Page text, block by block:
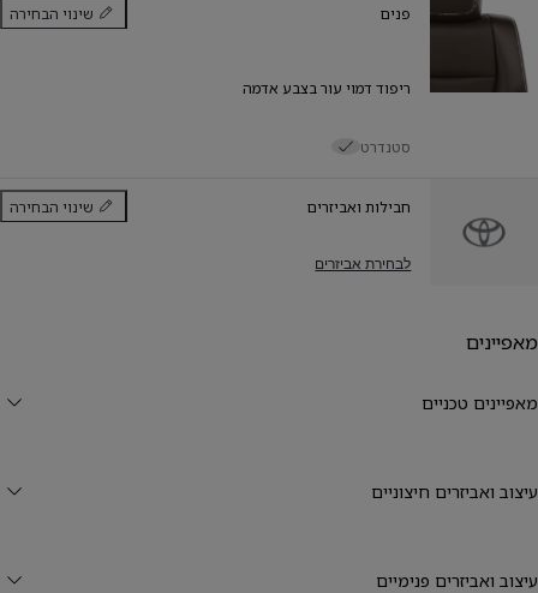
פנים שינוי הבחירה
פנים
ריפוד דמוי עור בצבע אדמה
סטנדרט
חבילות ואביזרים שינוי הבחירה
חבילות ואביזרים
לבחירת אביזרים
מאפיינים
מאפיינים טכניים
עיצוב ואביזרים חיצוניים
עיצוב ואביזרים פנימיים